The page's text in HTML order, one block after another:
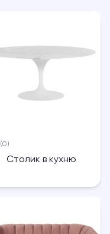
(0)
Столик в кухню